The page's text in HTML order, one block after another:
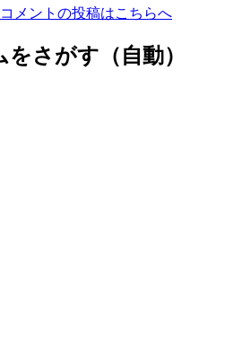
メントの投稿はこちらへ
さがす（自動）